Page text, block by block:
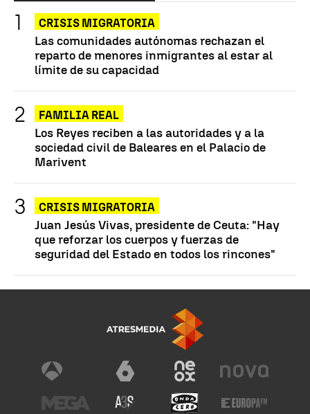
CRISIS MIGRATORIA
Las comunidades autónomas rechazan el
reparto de menores inmigrantes al estar al
límite de su capacidad
FAMILIA REAL
Los Reyes reciben a las autoridades y a la
sociedad civil de Baleares en el Palacio de
Marivent
CRISIS MIGRATORIA
Juan Jesús Vivas, presidente de Ceuta: "Hay
que reforzar los cuerpos y fuerzas de
seguridad del Estado en todos los rincones"